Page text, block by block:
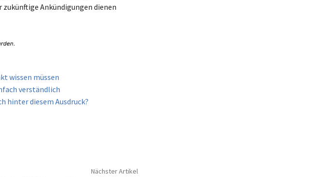
Ankündigungen dienen
wissen müssen
verständlich
hinter diesem Ausdruck?
Nächster Artikel